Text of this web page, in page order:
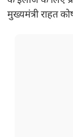
मुख्यमंत्री राहत